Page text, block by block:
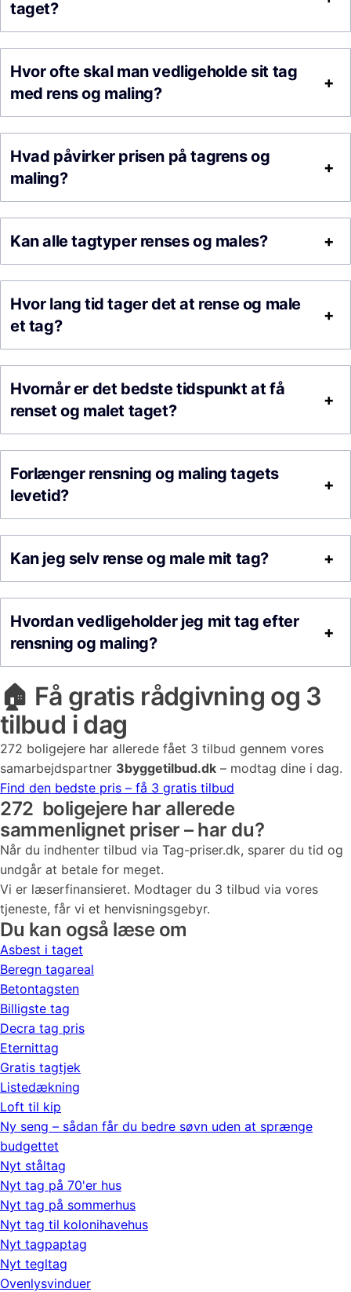
taget?
Hvor ofte skal man vedligeholde sit tag
med rens og maling?
Hvad påvirker prisen på tagrens og
maling?
Kan alle tagtyper renses og males?
Hvor lang tid tager det at rense og male
et tag?
Hvornår er det bedste tidspunkt at få
renset og malet taget?
Forlænger rensning og maling tagets
levetid?
Kan jeg selv rense og male mit tag?
Hvordan vedligeholder jeg mit tag efter
rensning og maling?
🏠 Få gratis rådgivning og 3
tilbud i dag
272 boligejere har allerede fået 3 tilbud gennem vores
samarbejdspartner 3byggetilbud.dk – modtag dine i dag.
Find den bedste pris – få 3 gratis tilbud
272 boligejere har allerede
sammenlignet priser – har du?
Når du indhenter tilbud via Tag-priser.dk, sparer du tid og
undgår at betale for meget.
Vi er læserfinansieret. Modtager du 3 tilbud via vores
tjeneste, får vi et henvisningsgebyr.
Du kan også læse om
Asbest i taget
Beregn tagareal
Betontagsten
Billigste tag
Decra tag pris
Eternittag
Gratis tagtjek
Listedækning
Loft til kip
Ny seng – sådan får du bedre søvn uden at sprænge
budgettet
Nyt ståltag
Nyt tag på 70'er hus
Nyt tag på sommerhus
Nyt tag til kolonihavehus
Nyt tagpaptag
Nyt tegltag
Ovenlysvinduer